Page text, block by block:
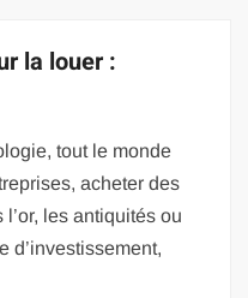
la louer :
tout le monde
acheter des
les antiquités ou
d’investissement,